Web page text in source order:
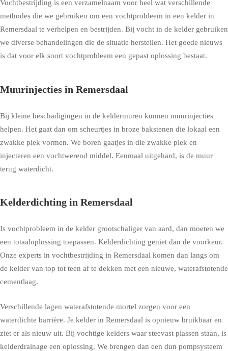
Vochtbestrijding is een verzamelnaam voor heel wat verschillende
methodes die we gebruiken om een vochtprobleem in een kelder in
Remersdaal te verhelpen en bestrijden. Bij vocht in de kelder gebruiken
we diverse behandelingen die de situatie herstellen. Het goede nieuws
is dat voor elk soort vochtprobleem een gepast oplossing bestaat.
Muurinjecties in Remersdaal
Bij kleine beschadigingen in de keldermuren kunnen muurinjecties
helpen. Het gaat dan om scheurtjes in broze bakstenen die lokaal een
zwakke plek vormen. We boren gaatjes in die zwakke plek en
injecteren een vochtwerend middel. Eenmaal uitgehard, is de muur
terug waterdicht.
Kelderdichting in Remersdaal
Is vochtprobleem in de kelder grootschaliger van aard, dan moeten we
een totaaloplossing toepassen. Kelderdichting geniet dan de voorkeur.
Onze experts in vochtbestrijding in Remersdaal komen dan langs om
de kelder van top tot teen af te dekken met een nieuwe, waterafstotende
cementlaag.
Verschillende lagen waterafstotende mortel zorgen voor een
waterdichte barrière. Je kelder in Remersdaal is opnieuw bruikbaar en
ziet er als nieuw uit. Bij vochtige kelders waar steevast plassen staan, is
kelderdrainage een oplossing. We brengen dan een dun pompsysteem